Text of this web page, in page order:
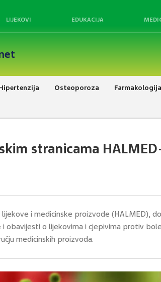
LIJEKOVI EDUKACIJA
Osteoporoza Farmakologija
stranicama
i medicinske proizvode (HALMED),
i obavijesti o lijekovima i cjepivima protiv
medicinskih proizvoda.